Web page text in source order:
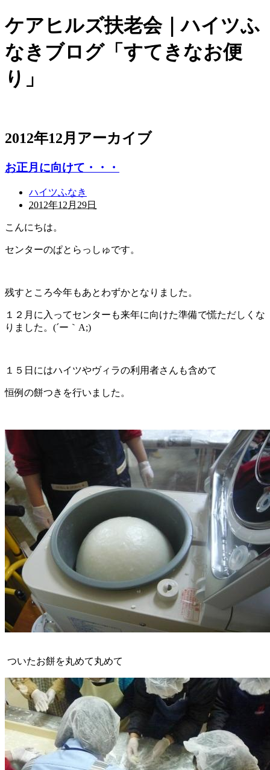
ケアヒルズ扶老会｜ハイツふ
なきブログ「すてきなお便
り」
2012年12月アーカイブ
お正月に向けて・・・
ハイツふなき
2012年12月29日
こんにちは。
センターのぱとらっしゅです。
残すところ今年もあとわずかとなりました。
１２月に入ってセンターも来年に向けた準備で慌ただしくな
りました。(´ー｀A;)
１５日にはハイツやヴィラの利用者さんも含めて
恒例の餅つきを行いました。
ついたお餅を丸めて丸めて